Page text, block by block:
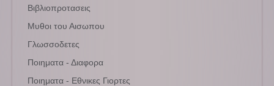
Βιβλιοπροτασεις
Μυθοι του Αισωπου
Γλωσσοδετες
Ποιηματα - Διαφορα
Ποιηματα - Εθνικες Γιορτες